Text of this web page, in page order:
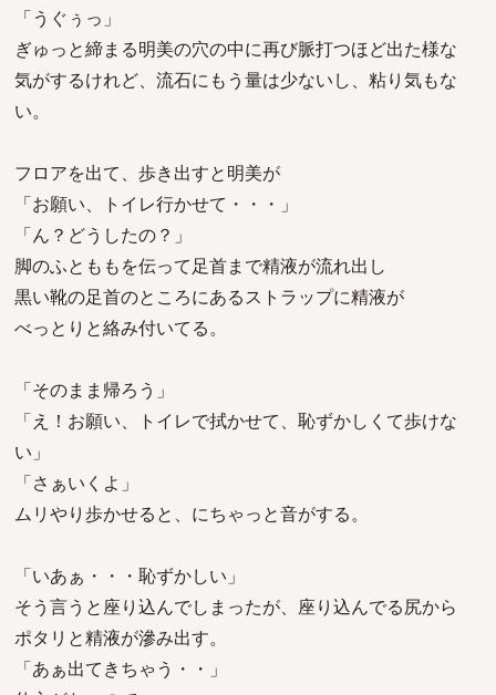
「うぐぅっ」
ぎゅっと締まる明美の穴の中に再び脈打つほど出た様な
気がするけれど、流石にもう量は少ないし、粘り気もな
い。
フロアを出て、歩き出すと明美が
「お願い、トイレ行かせて・・・」
「ん？どうしたの？」
脚のふとももを伝って足首まで精液が流れ出し
黒い靴の足首のところにあるストラップに精液が
べっとりと絡み付いてる。
「そのまま帰ろう」
「え！お願い、トイレで拭かせて、恥ずかしくて歩けな
い」
「さぁいくよ」
ムリやり歩かせると、にちゃっと音がする。
「いあぁ・・・恥ずかしい」
そう言うと座り込んでしまったが、座り込んでる尻から
ポタリと精液が滲み出す。
「あぁ出てきちゃう・・」